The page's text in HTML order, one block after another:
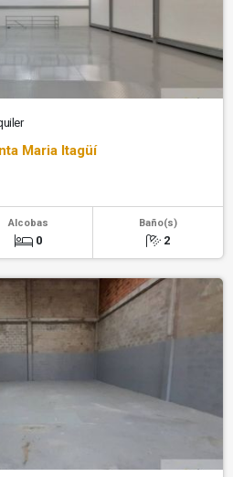
Maria Itagüí
Alcobas
0
Baño(s)
2